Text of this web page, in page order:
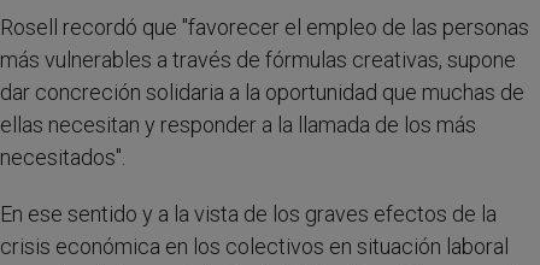
Rosell recordó que "favorecer el empleo de las personas
más vulnerables a través de fórmulas creativas, supone
dar concreción solidaria a la oportunidad que muchas de
ellas necesitan y responder a la llamada de los más
necesitados".
En ese sentido y a la vista de los graves efectos de la
crisis económica en los colectivos en situación laboral